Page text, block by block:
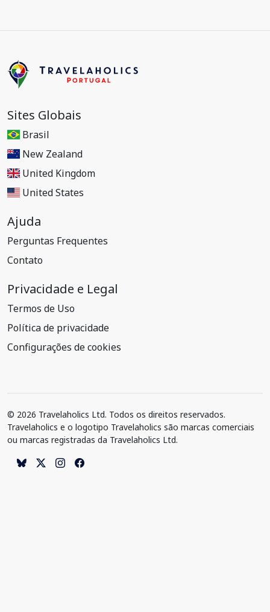
Sites Globais
Brasil
New Zealand
United Kingdom
United States
Ajuda
Perguntas Frequentes
Contato
Privacidade e Legal
Termos de Uso
Política de privacidade
Configurações de cookies
© 2026 Travelaholics Ltd. Todos os direitos reservados.
Travelaholics e o logotipo Travelaholics são marcas comerciais
ou marcas registradas da Travelaholics Ltd.